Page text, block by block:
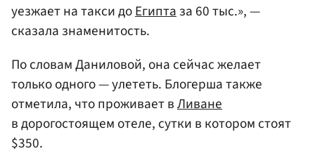
уезжает на такси доЕгиптаза 60 тыс.», —
сказала знаменитость.
По словам Даниловой, она сейчас желает
только одного — улететь. Блогерша также
отметила, что проживает вЛиване
в дорогостоящем отеле, сутки в котором стоят
$350.